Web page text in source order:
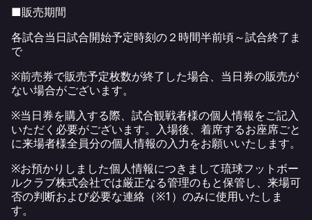
■販売期間
各試合当日試合開始予定時刻の２時間半前頃～試合終了ま
で
※前売券で販売予定枚数が終了した場合、当日券の販売が
ない場合がございます。
※当日券を購入する際、試合観戦者様の個人情報をご記入
いただく必要がございます。入場後、着席するお座席ごと
に来場者様全員分の個人情報の入力をお願いいたします。
※お預かりしました個人情報につきまして琉球フットボー
ルクラブ株式会社では厳正なる管理のもと保管し、来場可
否の判断および必要な連絡（※1）のみに使用いたしま
す。